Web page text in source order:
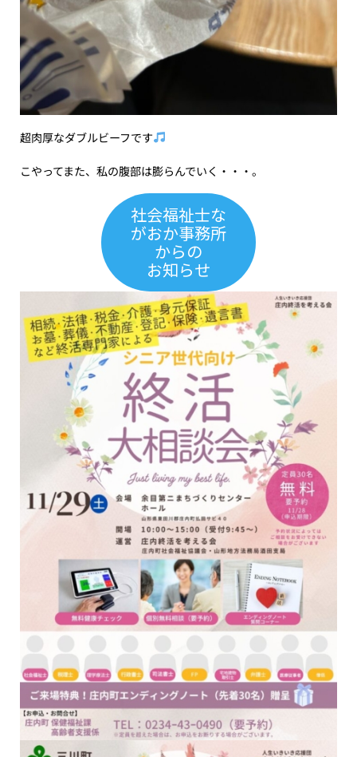
超肉厚なダブルビーフです
こやってまた、私の腹部は膨らんでいく・・・。
社会福祉士な
がおか事務所
からの
お知らせ